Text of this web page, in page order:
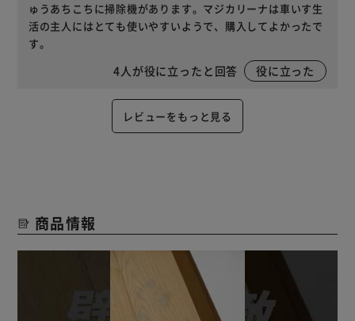
ゅうあちこちに掃除機があります。マジカリーナは車いす生
活の主人にはとても使いやすいようで、購入してよかったで
す。
4人が役に立ったと回答 役に立った
レビューをもっと見る
商品情報